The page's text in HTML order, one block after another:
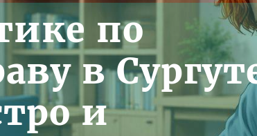
по
в
и